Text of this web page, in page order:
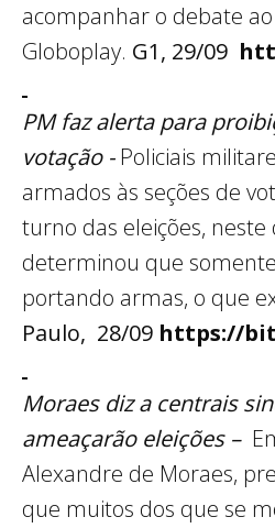
acompanhar o debate ao
Globoplay. G1, 29/09
PM faz alerta para
votação - Policiais
armados às seções de
turno das eleições,
determinou que
portando armas, o que
Paulo, 28/09 https://
Moraes diz a centrais
ameaçarão eleições –
Alexandre de Moraes,
que muitos dos que se